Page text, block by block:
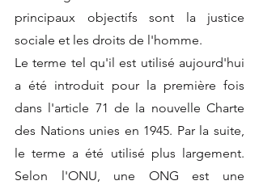
principaux objectifs sont la justice
sociale et les droits de l'homme.
Le terme tel qu'il est utilisé aujourd'hui
a été introduit pour la première fois
dans l'article 71 de la nouvelle Charte
des Nations unies en 1945. Par la suite,
le terme a été utilisé plus largement.
Selon l'ONU, une ONG est une